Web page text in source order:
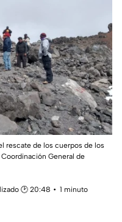
rescate de los cuerpos de los
General de
🕑 20:48
1 minuto